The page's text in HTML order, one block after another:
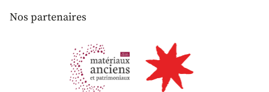
Nos partenaires